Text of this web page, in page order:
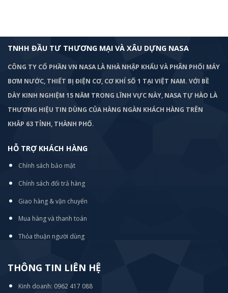
TNHH ĐẦU TƯ THƯƠNG MẠI VÀ XÂU DỰNG NASA
CÔNG TY CỔ PHẦN VN NASA LÀ NHÀ NHẬP KHẨU VÀ PHÂN PHỐI MÁY
BƠM NƯỚC, THIẾT BỊ ĐIỆN CƠ, CƠ KHÍ SỐ 1 TẠI VIỆT NAM. VỚI BỀ
DÀY KINH NGHIỆM 15 NĂM TRONG LĨNH VỰC NÀY, NASA TỰ HÀO LÀ
THƯƠNG HIỆU TIN DÙNG CỦA HÀNG NGÀN KHÁCH HÀNG TRÊN
KHẮP 63 TỈNH, THÀNH PHỐ.
HỖ TRỢ KHÁCH HÀNG
Chính sách bảo mật
Chính sách đổi trả hàng
Giao hàng & vận chuyển
Mua hàng và thanh toán
Thỏa thuận người dùng
THÔNG TIN LIÊN HỆ
Kinh doanh: 0962 417 088